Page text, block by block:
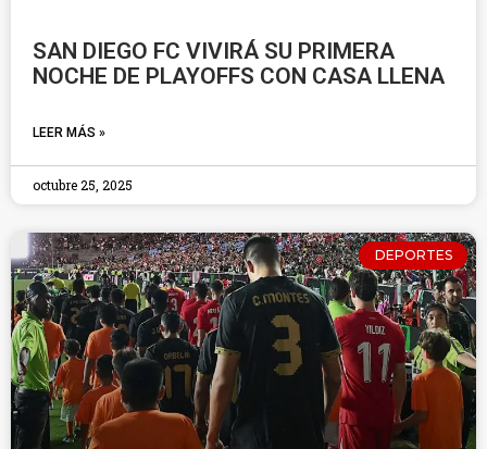
SAN DIEGO FC VIVIRÁ SU PRIMERA
NOCHE DE PLAYOFFS CON CASA LLENA
LEER MÁS »
octubre 25, 2025
DEPORTES